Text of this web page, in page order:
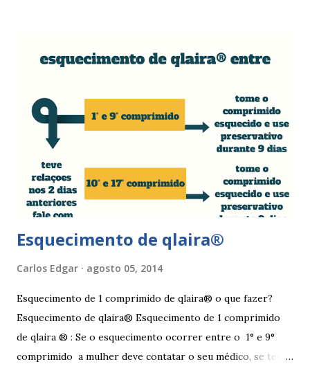
de roupa sintética, entre outras. Como tratar as fissuras
sexuais durante 4 dias, aplicar pomada pastosa de vitamina
A e óxido de zinco, fazer a higiene intima duas vezes ao dia
com sabonete de pH neutro e quando retomar as relações
sexuais deverá garantir que a ferida está cicatrizada e que
está lubrificada, se necessário usar um lubrific...
Esquecimento de qlaira®
Carlos Edgar agosto 05, 2014
Esquecimento de 1 comprimido de qlaira® o que fazer?
Esquecimento de qlaira® Esquecimento de 1 comprimido
de qlaira ® : Se o esquecimento ocorrer entre o 1° e 9°
comprimido a mulher deve contatar o seu médico, se teve